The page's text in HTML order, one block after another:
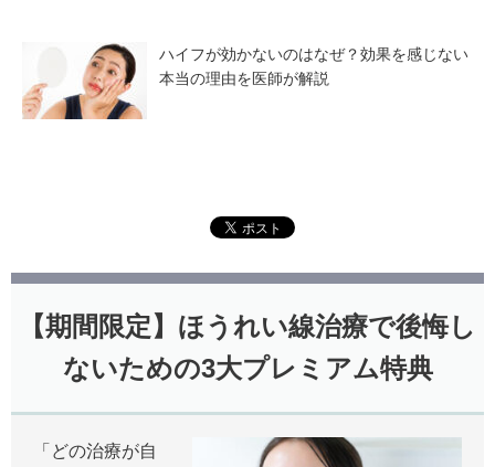
ハイフが効かないのはなぜ？効果を感じない
本当の理由を医師が解説
【期間限定】ほうれい線治療で後悔し
ないための3大プレミアム特典
「どの治療が自